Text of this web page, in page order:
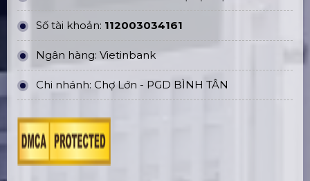
Số tài khoản: 112003034161
Ngân hàng: Vietinbank
Chi nhánh: Chợ Lớn - PGD BÌNH TÂN